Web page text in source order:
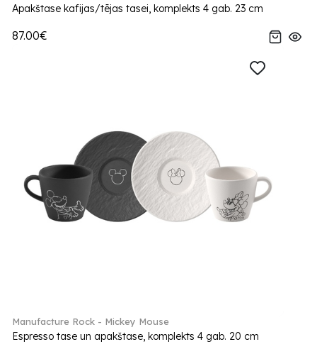
Apakštase kafijas/tējas tasei, komplekts 4 gab. 23 cm
87.00€
Manufacture Rock - Mickey Mouse
Espresso tase un apakštase, komplekts 4 gab. 20 cm